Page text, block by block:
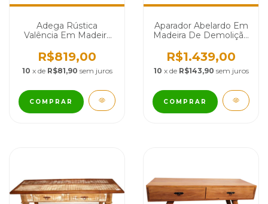
Adega Rústica
Valência Em Madeira
1310
R$819,00
10 x de R$81,90 sem juros
COMPRAR
Aparador Abelardo Em
Madeira De Demolição
R$1.439,00
10 x de R$143,90 sem juros
COMPRAR